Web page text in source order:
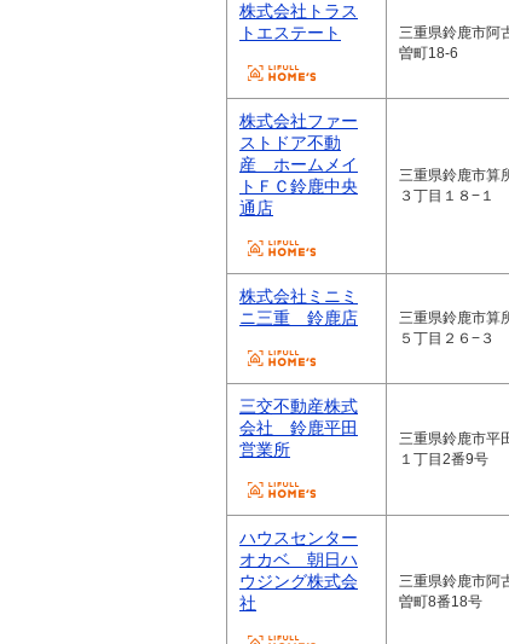
株式会社トラス
トエステート
三重県鈴鹿市阿
曽町18-6
株式会社ファー
ストドア不動
産 ホームメイ
トＦＣ鈴鹿中央
通店
三重県鈴鹿市算
３丁目１８−１
株式会社ミニミ
ニ三重 鈴鹿店
三重県鈴鹿市算
５丁目２６−３
三交不動産株式
会社 鈴鹿平田
営業所
三重県鈴鹿市平
１丁目2番9号
ハウスセンター
オカベ 朝日ハ
ウジング株式会
社
三重県鈴鹿市阿
曽町8番18号